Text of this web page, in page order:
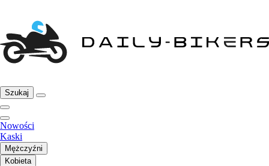
Szukaj
Nowości
Kaski
Mężczyźni
Kobieta